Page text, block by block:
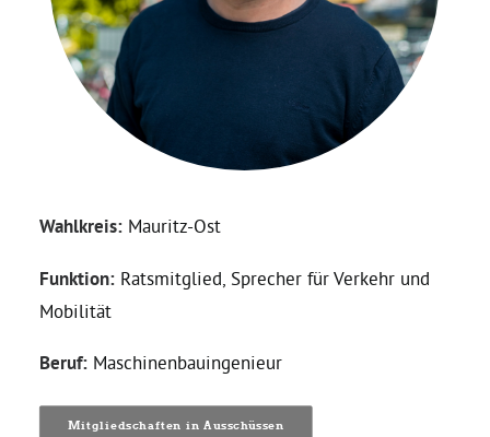
Satzung
Grünes Zentrum
Josefine Paul, MdL
Wahlkreis: Mauritz-Ost
Funktion: Ratsmitglied, Sprecher für Verkehr und
Mobilität
Beruf: Maschinenbauingenieur
Mitgliedschaften in Ausschüssen